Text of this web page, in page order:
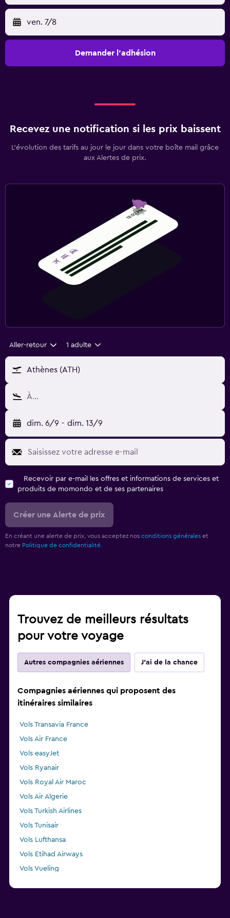
ven. 7/8
Demander l’adhésion
Recevez une notification si les prix baissent
L’évolution des tarifs au jour le jour dans votre boîte mail grâce
aux Alertes de prix.
Aller-retour 1 adulte
Athènes (ATH)
À…
dim. 6/9 - dim. 13/9
Recevoir par e-mail les offres et informations de services et
produits de momondo et de ses partenaires
Créer une Alerte de prix
En créant une alerte de prix, vous acceptez nos conditions générales et
notre Politique de confidentialité.
Trouvez de meilleurs résultats
pour votre voyage
Autres compagnies aériennes J'ai de la chance
Compagnies aériennes qui proposent des
itinéraires similaires
Vols Transavia France
Vols Air France
Vols easyJet
Vols Ryanair
Vols Royal Air Maroc
Vols Air Algerie
Vols Turkish Airlines
Vols Tunisair
Vols Lufthansa
Vols Etihad Airways
Vols Vueling